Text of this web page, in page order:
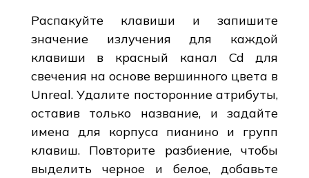
Распакуйте клавиши и запишите
значение излучения для каждой
клавиши в красный канал Cd для
свечения на основе вершинного цвета в
Unreal. Удалите посторонние атрибуты,
оставив только название, и задайте
имена для корпуса пианино и групп
клавиш. Повторите разбиение, чтобы
выделить черное и белое, добавьте